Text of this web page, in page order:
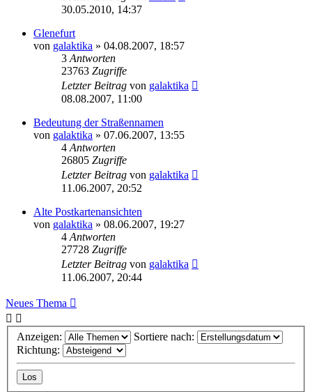
30.05.2010, 14:37
Glenefurt
von galaktika » 04.08.2007, 18:57
3 Antworten
23763 Zugriffe
Letzter Beitrag von galaktika
08.08.2007, 11:00
Bedeutung der Straßennamen
von galaktika » 07.06.2007, 13:55
4 Antworten
26805 Zugriffe
Letzter Beitrag von galaktika
11.06.2007, 20:52
Alte Postkartenansichten
von galaktika » 08.06.2007, 19:27
4 Antworten
27728 Zugriffe
Letzter Beitrag von galaktika
11.06.2007, 20:44
Neues Thema
Anzeigen:
Sortiere nach:
Richtung: